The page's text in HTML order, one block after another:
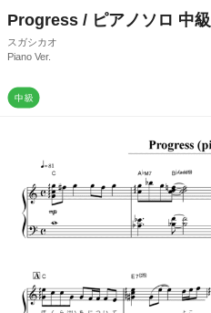
Progress / ピアノソロ 中級
スガシカオ
Piano Ver.